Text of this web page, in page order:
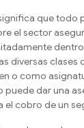
que todo
el sector
diversas clases
o como
dar una
el cobro de un